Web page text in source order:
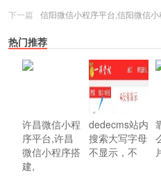
下一篇
信阳微信小程序平台,信阳微信
热门推荐
许昌微信小程
序平台,许昌
微信小程序搭
建,
dedecms站内
搜索大写字母
不显示，不